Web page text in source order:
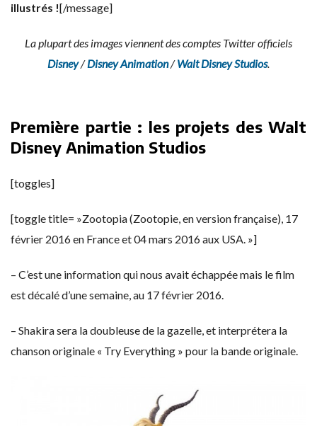
illustrés ![/message]
La plupart des images viennent des comptes Twitter officiels
Disney/Disney Animation/Walt Disney Studios.
Première partie : les projets des Walt
Disney Animation Studios
[toggles]
[toggle title= »Zootopia (Zootopie, en version française), 17
février 2016 en France et 04 mars 2016 aux USA. »]
– C’est une information qui nous avait échappée mais le film
est décalé d’une semaine, au 17 février 2016.
– Shakira sera la doubleuse de la gazelle, et interprétera la
chanson originale « Try Everything » pour la bande originale.